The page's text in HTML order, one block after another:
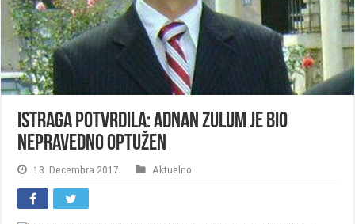
Istraga potvrdila: Adnan Zulum je bio
nepravedno optužen
13. Decembra 2017. Aktuelno